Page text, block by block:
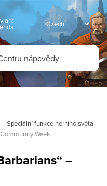
Speciální funkce herního světa
Week
–